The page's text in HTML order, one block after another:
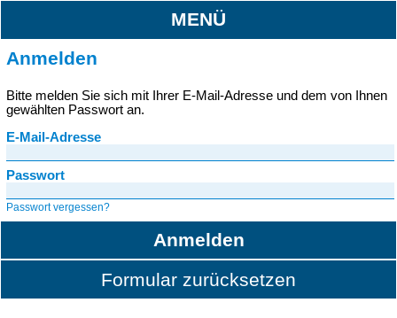
MENÜ
Anmelden
Bitte melden Sie sich mit Ihrer E-Mail-Adresse und dem von Ihnen
gewählten Passwort an.
E-Mail-Adresse
Passwort
Passwort vergessen?
Anmelden
Formular zurücksetzen